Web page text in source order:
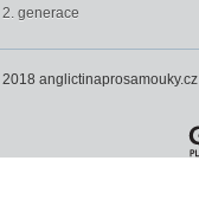
generace
anglictinaprosamouky.cz